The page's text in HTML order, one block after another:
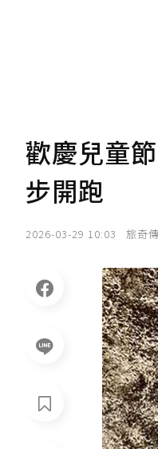
歡慶兒童
步開跑
2026-03-29 10:03 旅奇